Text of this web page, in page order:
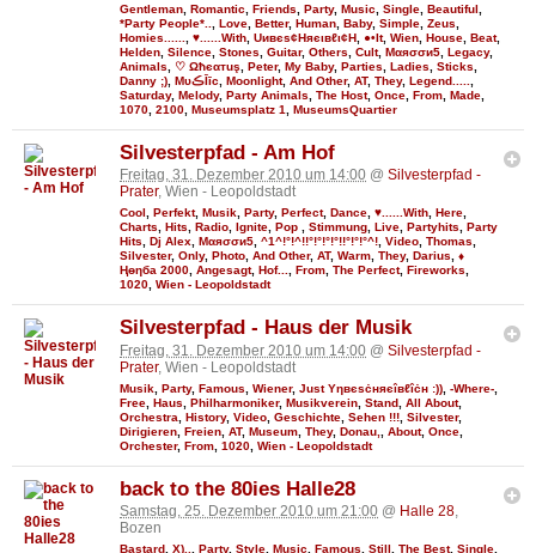
Gentleman Romantic Friends Party, Music Single Beautiful
*Party People*..
Love Better, Human Baby, Simple Zeus
Homies......
♥......With Uивєs¢Няєιвℓι¢Н ●•It, Wien House Beat,
Helden Silence Stones Guitar, Others Cult, Мαяσσи5 Legacy,
Animals
♡ Ωħєαтuş Peter, My Baby, Parties Ladies Sticks
Danny ;)
MυڪĪīc Moonlight, And Other, AT, They, Legend.....
Saturday, Melody, Party Animals The Host, Once From Made
1070 2100 Museumsplatz 1 MuseumsQuartier
Silvesterpfad - Am Hof
Freitag, 31. Dezember 2010 um 14:00 @ Silvesterpfad -
Prater, Wien - Leopoldstadt
Cool Perfekt, Musik Party, Perfect, Dance ♥......With Here
Charts
Hits Radio Ignite Pop Stimmung Live Partyhits
Party
Hits
Dj Alex Мαяσσи5 ^1^!°!^!!°!°!°!°!!°!°!°^! Video Thomas
Silvester, Only, Photo And Other, AT, Warm They, Darius
♦
Ңөηба 2000 Angesagt, Hof... From The Perfect, Fireworks
1020 Wien - Leopoldstadt
Silvesterpfad - Haus der Musik
Freitag, 31. Dezember 2010 um 14:00 @ Silvesterpfad -
Prater, Wien - Leopoldstadt
Musik Party, Famous Wiener, Just Υηвєѕċняєîвℓîċн :)) -Where-
Free Haus Philharmoniker, Musikverein Stand All About,
Orchestra
History, Video Geschichte Sehen !!! Silvester,
Dirigieren Freien AT, Museum They, Donau, About, Once
Orchester, From 1020 Wien - Leopoldstadt
back to the 80ies Halle28
Samstag, 25. Dezember 2010 um 21:00 @ Halle 28,
Bozen
Bastard X).. Party, Style Music Famous Still The Best, Single